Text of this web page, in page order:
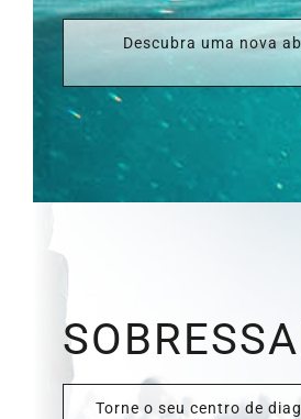
Descubra uma nova
Torne o seu centro de